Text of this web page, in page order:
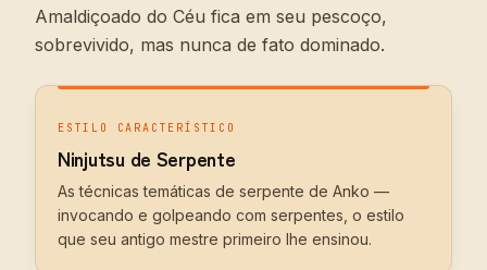
Amaldiçoado do Céu fica em seu pescoço,
sobrevivido, mas nunca de fato dominado.
ESTILO CARACTERÍSTICO
Ninjutsu de Serpente
As técnicas temáticas de serpente de Anko —
invocando e golpeando com serpentes, o estilo
que seu antigo mestre primeiro lhe ensinou.